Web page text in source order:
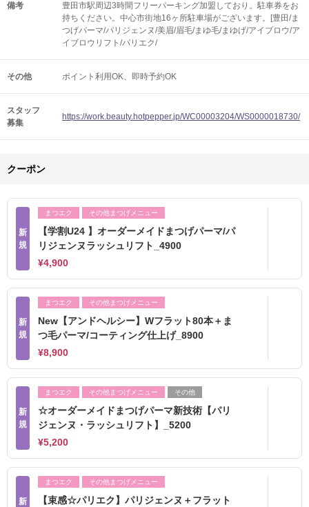
備考
豊田市駅周辺3時間フリーパーキング加盟しており。駐車券をお
持ちください。中心市街地16ヶ所駐車場がございます。[豊田/ま
つげパーマ/パリジェンヌ/美眉/眉毛/まゆ毛/まゆげ/アイブロウ/ア
イブロウリフト/パリエク/
その他 ポイント利用OK 即時予約OK
スタッフ
募集
https://work.beauty.hotpepper.jp/WC00003204/WS0000018730/
クーポン
新
規
まつエク その他まつげメニュー
【学割U24 】オーダーメイドまつげパーマ/パ
リジェンヌラッシュリフト_4900
¥4,900
新
規
まつエク その他まつげメニュー
New【アンドヘルシー】Wフラット80本＋ま
つ毛パーマ/コーティング仕上げ_8900
¥8,900
新
規
まつエク その他まつげメニュー その他
☆オーダーメイドまつげパーマ新技術【パリ
ジェンヌ・ラッシュリフト】_5200
¥5,200
新
まつエク その他まつげメニュー
【束感☆パリエク】パリジェンヌ＋フラット